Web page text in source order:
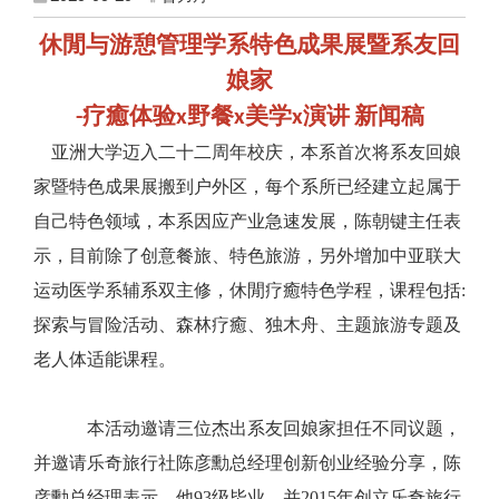
休閒与游憩管理学系特色成果展暨系友回
娘家
-疗癒体验x野餐x美学x演讲 新闻稿
亚洲大学迈入二十二周年校庆，本系首次将系友回娘
家暨特色成果展搬到户外区，每个系所已经建立起属于
自己特色领域，本系因应产业急速发展，陈朝键主任表
示，目前除了创意餐旅、特色旅游，另外增加中亚联大
运动医学系辅系双主修，休閒疗癒特色学程，课程包括:
探索与冒险活动、森林疗癒、独木舟、主题旅游专题及
老人体适能课程。
本活动邀请三位杰出系友回娘家担任不同议题，
并邀请乐奇旅行社陈彦勳总经理创新创业经验分享，陈